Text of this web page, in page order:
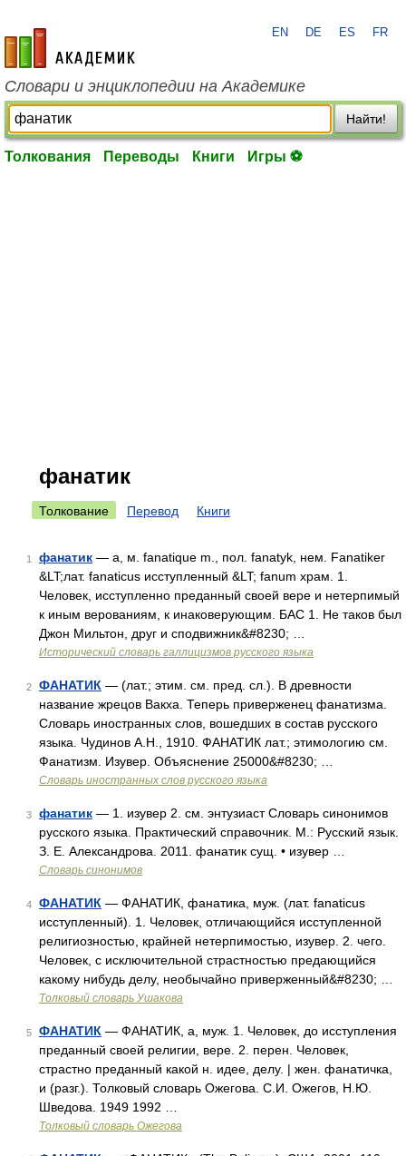
academic.ru
EN DE ES FR
Словари и энциклопедии на Академике
Найти!
Толкования Переводы Книги Игры ⚽
фанатик
Толкование Перевод Книги
1 фанатик — а, м. fanatique m., пол. fanatyk, нем. Fanatiker
&LT;лат. fanaticus исступленный &LT; fanum храм. 1.
Человек, исступленно преданный своей вере и нетерпимый
к иным верованиям, к инаковерующим. БАС 1. Не таков был
Джон Мильтон, друг и сподвижник&#8230; …
Исторический словарь галлицизмов русского языка
2 ФАНАТИК — (лат.; этим. см. пред. сл.). В древности
название жрецов Вакха. Теперь приверженец фанатизма.
Словарь иностранных слов, вошедших в состав русского
языка. Чудинов А.Н., 1910. ФАНАТИК лат.; этимологию см.
Фанатизм. Изувер. Объяснение 25000&#8230; …
Словарь иностранных слов русского языка
3 фанатик — 1. изувер 2. см. энтузиаст Словарь синонимов
русского языка. Практический справочник. М.: Русский язык.
З. Е. Александрова. 2011. фанатик сущ. • изувер …
Словарь синонимов
4 ФАНАТИК — ФАНАТИК, фанатика, муж. (лат. fanaticus
исступленный). 1. Человек, отличающийся исступленной
религиозностью, крайней нетерпимостью, изувер. 2. чего.
Человек, с исключительной страстностью предающийся
какому нибудь делу, необычайно приверженный&#8230; …
Толковый словарь Ушакова
5 ФАНАТИК — ФАНАТИК, а, муж. 1. Человек, до исступления
преданный своей религии, вере. 2. перен. Человек,
страстно преданный какой н. идее, делу. | жен. фанатичка,
и (разг.). Толковый словарь Ожегова. С.И. Ожегов, Н.Ю.
Шведова. 1949 1992 …
Толковый словарь Ожегова